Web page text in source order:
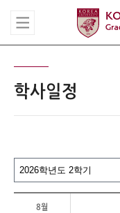
학사일정
8월